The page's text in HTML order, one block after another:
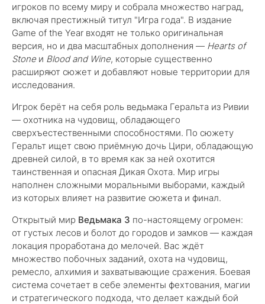
игроков по всему миру и собрала множество наград,
включая престижный титул "Игра года". В издание
Game of the Year входят не только оригинальная
версия, но и два масштабных дополнения — Hearts of
Stone и Blood and Wine, которые существенно
расширяют сюжет и добавляют новые территории для
исследования.
Игрок берёт на себя роль ведьмака Геральта из Ривии
— охотника на чудовищ, обладающего
сверхъестественными способностями. По сюжету
Геральт ищет свою приёмную дочь Цири, обладающую
древней силой, в то время как за ней охотится
таинственная и опасная Дикая Охота. Мир игры
наполнен сложными моральными выборами, каждый
из которых влияет на развитие сюжета и финал.
Открытый мир Ведьмака 3 по-настоящему огромен:
от густых лесов и болот до городов и замков — каждая
локация проработана до мелочей. Вас ждёт
множество побочных заданий, охота на чудовищ,
ремесло, алхимия и захватывающие сражения. Боевая
система сочетает в себе элементы фехтования, магии
и стратегического подхода, что делает каждый бой